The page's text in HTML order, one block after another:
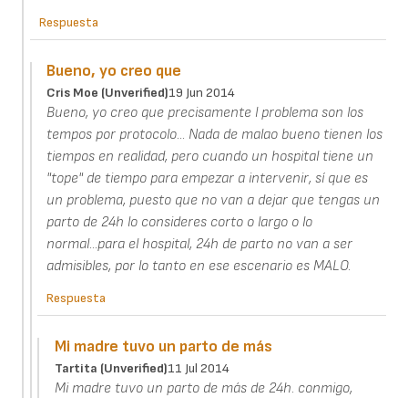
Respuesta
Bueno, yo creo que
Cris Moe (unverified)19 Jun 2014
Bueno, yo creo que precisamente l problema son los
tempos por protocolo... Nada de malao bueno tienen los
tiempos en realidad, pero cuando un hospital tiene un
"tope" de tiempo para empezar a intervenir, sí que es
un problema, puesto que no van a dejar que tengas un
parto de 24h lo consideres corto o largo o lo
normal...para el hospital, 24h de parto no van a ser
admisibles, por lo tanto en ese escenario es MALO.
Respuesta
Mi madre tuvo un parto de más
Tartita (unverified)11 Jul 2014
Mi madre tuvo un parto de más de 24h. conmigo,